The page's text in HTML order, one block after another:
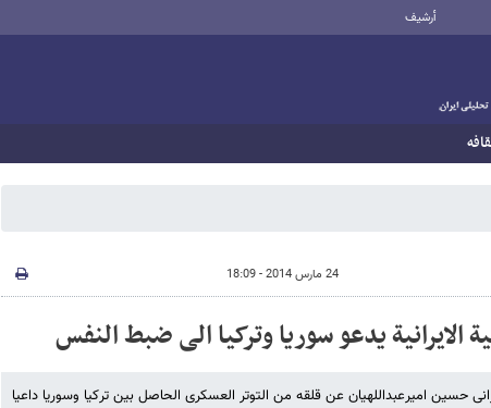
أرشيف
24 مارس 2014 - 18:09
الایرانیة یدعو سوریا وترکیا الی ضبط النفس
حسین امیرعبداللهیان عن قلقه من التوتر العسکری الحاصل بین ترکیا وسوریا داعیا